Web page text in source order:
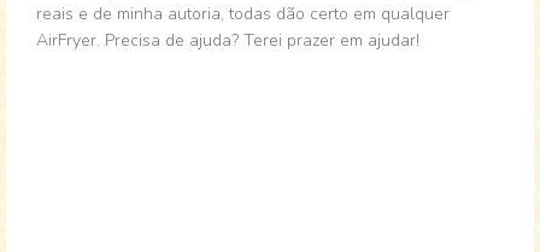
reais e de minha autoria, todas dão certo em qualquer
AirFryer. Precisa de ajuda? Terei prazer em ajudar!